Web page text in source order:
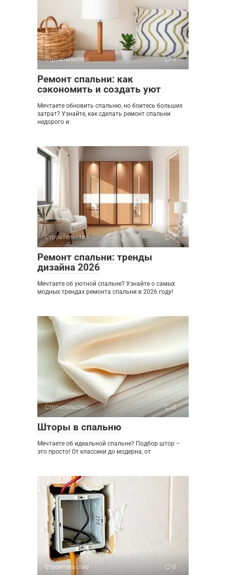
Строительство 0
Ремонт спальни: как
сэкономить и создать уют
Мечтаете обновить спальню, но боитесь больших
затрат? Узнайте, как сделать ремонт спальни
недорого и
Строительство 0
Ремонт спальни: тренды
дизайна 2026
Мечтаете об уютной спальне? Узнайте о самых
модных трендах ремонта спальни в 2026 году!
Строительство 0
Шторы в спальню
Мечтаете об идеальной спальне? Подбор штор –
это просто! От классики до модерна, от
Строительство 0